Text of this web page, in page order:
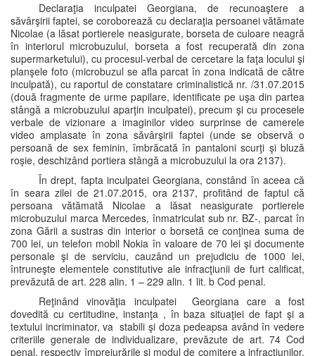
Declaraţia inculpatei Georgiana, de recunoaştere a
săvârşirii faptei, se coroborează cu declaraţia persoanei vătămate
Nicolae (a lăsat portierele neasigurate, borseta de culoare neagră
în interiorul microbuzului, borseta a fost recuperată din zona
supermarketului), cu procesul-verbal de cercetare la faţa locului şi
planşele foto (microbuzul se afla parcat în zona indicată de către
inculpată), cu raportul de constatare criminalistică nr. /31.07.2015
(două fragmente de urme papilare, identificate pe uşa din partea
stângă a microbuzului aparţin inculpatei), precum şi cu procesele
verbale de vizionare a imaginilor video surprinse de camerele
video amplasate în zona săvârşirii faptei (unde se observă o
persoană de sex feminin, îmbrăcată în pantaloni scurţi şi bluză
roşie, deschizând portiera stângă a microbuzului la ora 2137).
În drept, fapta inculpatei Georgiana, constând în aceea că
în seara zilei de 21.07.2015, ora 2137, profitând de faptul că
persoana vătămată Nicolae a lăsat neasigurate portierele
microbuzului marca Mercedes, înmatriculat sub nr. BZ-, parcat în
zona Gării a sustras din interior o borsetă ce conţinea suma de
700 lei, un telefon mobil Nokia în valoare de 70 lei şi documente
personale şi de serviciu, cauzând un prejudiciu de 1000 lei,
întruneşte elementele constitutive ale infracţiunii de furt calificat,
prevăzută de art. 228 alin. 1 – 229 alin. 1 lit. b Cod penal.
Reţinând vinovăţia inculpatei Georgiana care a fost
dovedită cu certitudine, instanţa , în baza situaţiei de fapt şi a
textului incriminator, va stabili şi doza pedeapsa având în vedere
criteriile generale de individualizare, prevăzute de art. 74 Cod
penal, respectiv împrejurările şi modul de comitere a infracţiunilor,